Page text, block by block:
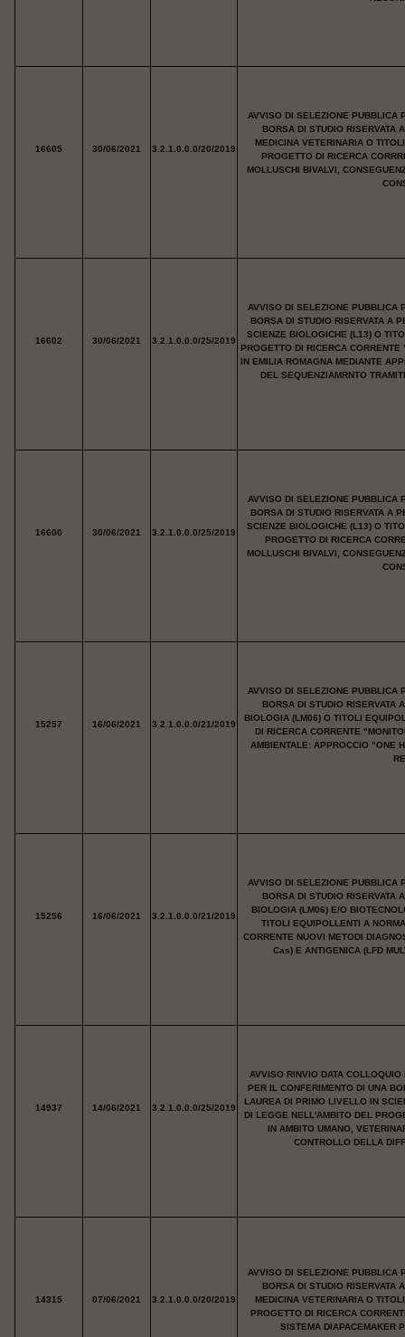
16605 30/06/2021 3.2.1.0.0.0/20/2019
AVVISO DI SELEZIONE PUBBLICA
BORSA DI STUDIO RISERVATA
MEDICINA VETERINARIA O
PROGETTO DI RICERCA
MOLLUSCHI BIVALVI,
16602 30/06/2021 3.2.1.0.0.0/25/2019
AVVISO DI SELEZIONE PUBBLICA
BORSA DI STUDIO RISERVATA A
SCIENZE BIOLOGICHE (L13) O
PROGETTO DI RICERCA
IN EMILIA ROMAGNA MEDIANTE
DEL SEQUENZIAMRNTO
16600 30/06/2021 3.2.1.0.0.0/25/2019
AVVISO DI SELEZIONE PUBBLICA
BORSA DI STUDIO RISERVATA A
SCIENZE BIOLOGICHE (L13) O
PROGETTO DI RICERCA
MOLLUSCHI BIVALVI,
15257 16/06/2021 3.2.1.0.0.0/21/2019
AVVISO DI SELEZIONE PUBBLICA
BORSA DI STUDIO RISERVATA
BIOLOGIA (LM06) O TITOLI
DI RICERCA CORRENTE
AMBIENTALE: APPROCCIO "ONE
15256 16/06/2021 3.2.1.0.0.0/21/2019
AVVISO DI SELEZIONE PUBBLICA
BORSA DI STUDIO RISERVATA
BIOLOGIA (LM06) E/O
TITOLI EQUIPOLLENTI A
CORRENTE NUOVI METODI
Cas) E ANTIGENICA (LFD
14937 14/06/2021 3.2.1.0.0.0/25/2019
AVVISO RINVIO DATA
PER IL CONFERIMENTO DI UNA
LAUREA DI PRIMO LIVELLO IN
DI LEGGE NELL'AMBITO DEL
IN AMBITO UMANO,
CONTROLLO DELLA
14315 07/06/2021 3.2.1.0.0.0/20/2019
AVVISO DI SELEZIONE PUBBLICA
BORSA DI STUDIO RISERVATA
MEDICINA VETERINARIA O
PROGETTO DI RICERCA
SISTEMA DIAPACEMAKER